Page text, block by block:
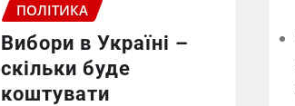
ПОЛІТИКА
Вибори в Україні –
скільки буде
коштувати